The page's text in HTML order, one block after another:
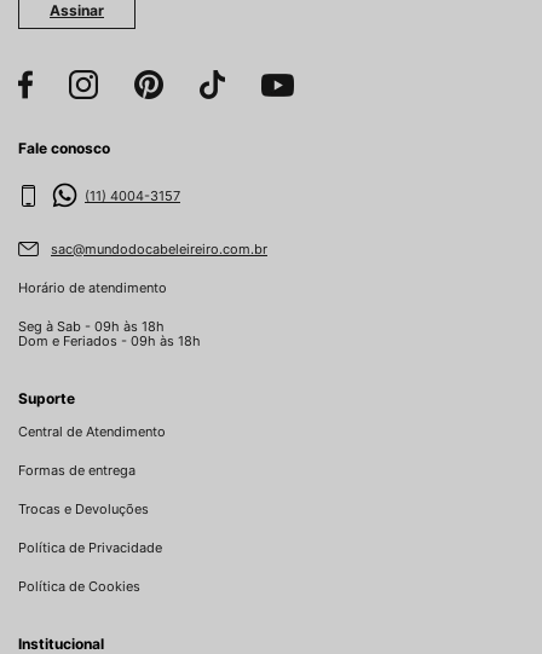
Assinar
Fale conosco
(11) 4004-3157
sac@mundodocabeleireiro.com.br
Horário de atendimento
Seg à Sab - 09h às 18h
Dom e Feriados - 09h às 18h
Suporte
Central de Atendimento
Formas de entrega
Trocas e Devoluções
Política de Privacidade
Política de Cookies
Institucional